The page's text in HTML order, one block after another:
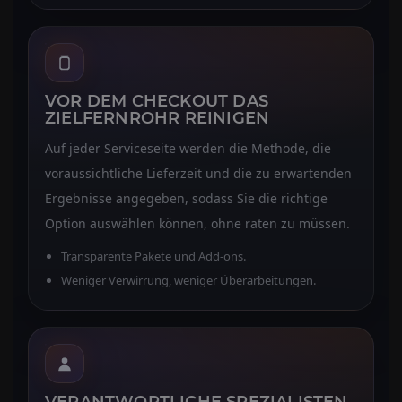
VOR DEM CHECKOUT DAS
ZIELFERNROHR REINIGEN
Auf jeder Serviceseite werden die Methode, die
voraussichtliche Lieferzeit und die zu erwartenden
Ergebnisse angegeben, sodass Sie die richtige
Option auswählen können, ohne raten zu müssen.
Transparente Pakete und Add-ons.
Weniger Verwirrung, weniger Überarbeitungen.